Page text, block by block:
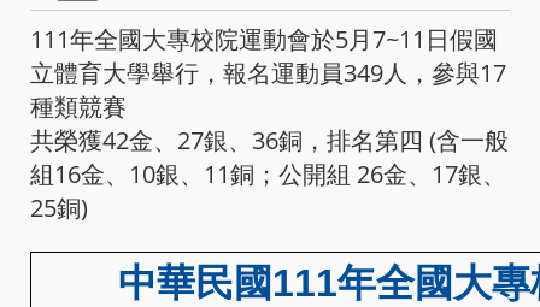
111年全國大專校院運動會於5月7~11日假國
立體育大學舉行，報名運動員349人，參與17
種類競賽
共榮獲42金、27銀、36銅，排名第四 (含一般
組16金、10銀、11銅；公開組 26金、17銀、
25銅)
中華民國111年全國大